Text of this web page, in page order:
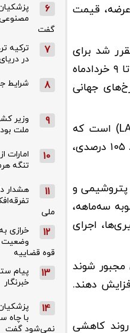
عرضه، قیمت
شد برای
جلوگیری از جهش قیمت مواد اولیه، نرخ‌های جهانی به صورت موقت مبنای قیمت‌گذاری قرار نگیرد که این مصوبه تا ۹ خردادماه
را بر اساس نرخ‌های جهانی
به گفته این عضو هیات‌مدیره انجمن صنایع شوینده، یکی از مهم‌ترین مواد اولیه این صنعت، ماده «ال‌ای‌بی» (LAB) است که
سهم قابل توجهی در تولید شوینده‌های خانگی دارد که پس از اجرای این تصمیم، قیمت این ماده اولیه یکباره با رشد ۱۰۵ درصدی،
پتروشیمی و
سه‌ماهه،
اجرای
مجبور شوند
ناچار خواهند بود قیمت محصولات شوینده را حدود ۵۰ درصد افزایش دهند.
کاهشی
6
مصنوعی
گفت
7
ترکیه
در
8 شرایط
9
وزیر
ملت
10
امارات
تنگه
11
هشدار
ملی
12
خرازی
وضعیت
قوه قضاییه
13
پیام
خبرنگار
14
با چاه
نمی‌شود گفت